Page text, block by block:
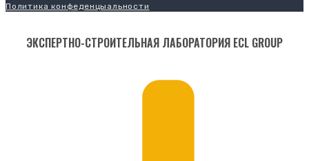
Политика конфеденцыальности
ЭКСПЕРТНО-СТРОИТЕЛЬНАЯ ЛАБОРАТОРИЯ ECL GROUP